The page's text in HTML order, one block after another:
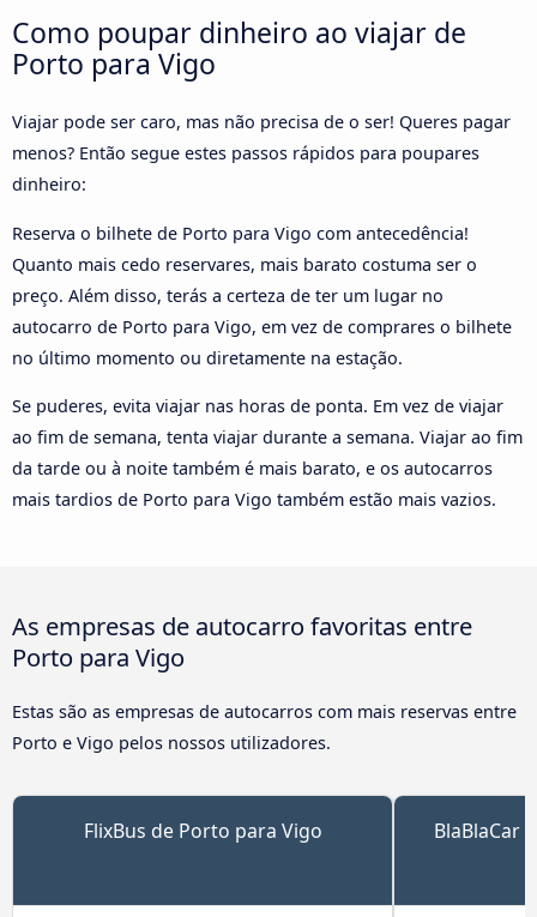
Como poupar dinheiro ao viajar de
Porto para Vigo
Viajar pode ser caro, mas não precisa de o ser! Queres pagar
menos? Então segue estes passos rápidos para poupares
dinheiro:
Reserva o bilhete de Porto para Vigo com antecedência!
Quanto mais cedo reservares, mais barato costuma ser o
preço. Além disso, terás a certeza de ter um lugar no
autocarro de Porto para Vigo, em vez de comprares o bilhete
no último momento ou diretamente na estação.
Se puderes, evita viajar nas horas de ponta. Em vez de viajar
ao fim de semana, tenta viajar durante a semana. Viajar ao fim
da tarde ou à noite também é mais barato, e os autocarros
mais tardios de Porto para Vigo também estão mais vazios.
As empresas de autocarro favoritas entre
Porto para Vigo
Estas são as empresas de autocarros com mais reservas entre
Porto e Vigo pelos nossos utilizadores.
FlixBus de Porto para Vigo BlaBlaCar